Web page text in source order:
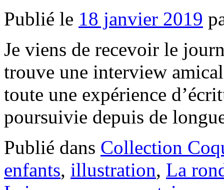
Publié le 18 janvier 2019
Je viens de recevoir le
trouve une interview
toute une expérience
poursuivie depuis de
Publié dans Collection
enfants, illustration, La